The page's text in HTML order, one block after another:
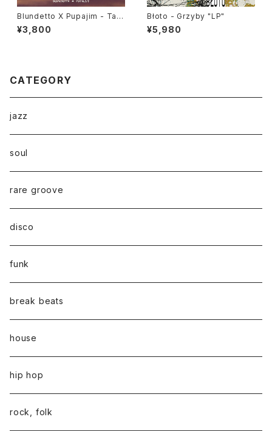
Blundetto X Pupajim - Tan
cardub "LP"
¥3,800
Błoto - Grzyby "LP"
¥5,980
CATEGORY
jazz
soul
rare groove
disco
funk
break beats
house
hip hop
rock, folk